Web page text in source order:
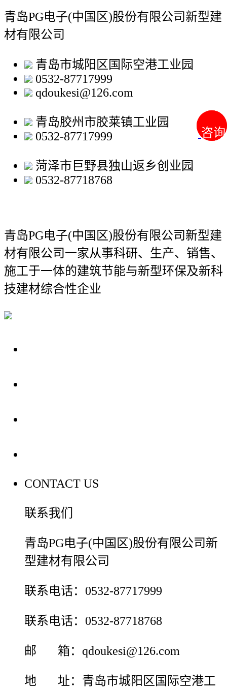
咨询
咨询
青岛PG电子(中国区)股份有限公司新型建
材有限公司
青岛市城阳区国际空港工业园
0532-87717999
qdoukesi@126.com
青岛胶州市胶莱镇工业园
0532-87717999
菏泽市巨野县独山返乡创业园
0532-87718768
青岛PG电子(中国区)股份有限公司新型建
材有限公司一家从事科研、生产、销售、
施工于一体的建筑节能与新型环保及新科
技建材综合性企业
CONTACT US
联系我们
青岛PG电子(中国区)股份有限公司新
型建材有限公司
联系电话：0532-87717999
联系电话：0532-87718768
邮 箱：qdoukesi@126.com
地 址：青岛市城阳区国际空港工